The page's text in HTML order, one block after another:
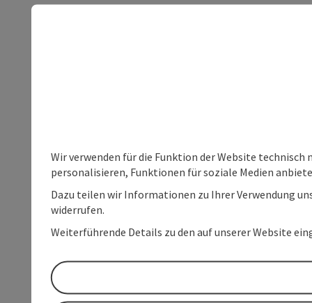
Wir verwenden für die Funktion der Website
personalisieren, Funktionen für soziale Medien
Dazu teilen wir Informationen zu Ihrer Verwendung
widerrufen.
Weiterführende Details zu den auf unserer Website